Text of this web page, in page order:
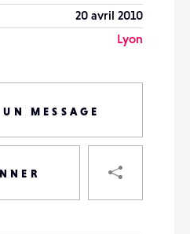
20 avril 2010
Lyon
MESSAGE